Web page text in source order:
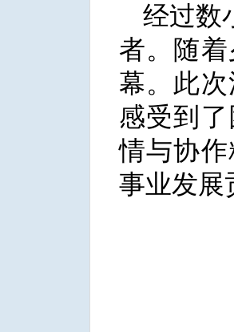
经过数
者。随
幕。此
感受到
情与协
事业发展